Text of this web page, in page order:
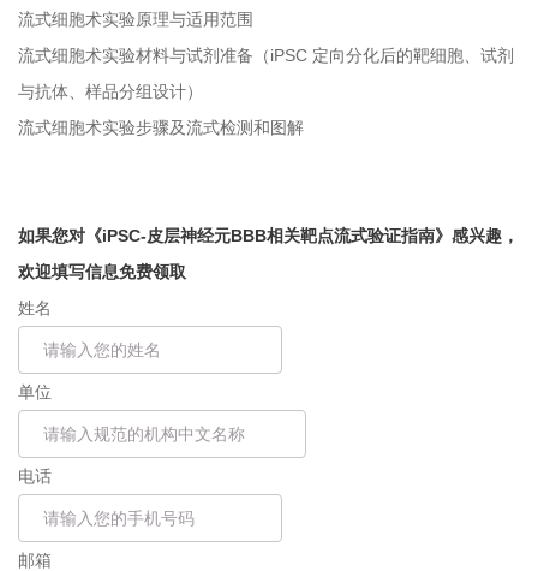
流式细胞术实验原理与适用范围
流式细胞术实验材料与试剂准备（iPSC 定向分化后的靶细胞、试剂
与抗体、样品分组设计）
流式细胞术实验步骤及流式检测和图解
如果您对《iPSC-皮层神经元BBB相关靶点流式验证指南》感兴趣，
欢迎填写信息免费领取
姓名
单位
电话
邮箱